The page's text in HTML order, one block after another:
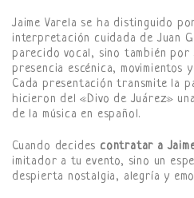
Jaime Varela se ha distinguido
interpretación cuidada de Juan
parecido vocal, sino también
presencia escénica, movimientos
Cada presentación transmite la
hicieron del «Divo de Juárez»
de la música en español.
Cuando decides contratar a
imitador a tu evento, sino un
despierta nostalgia, alegría y